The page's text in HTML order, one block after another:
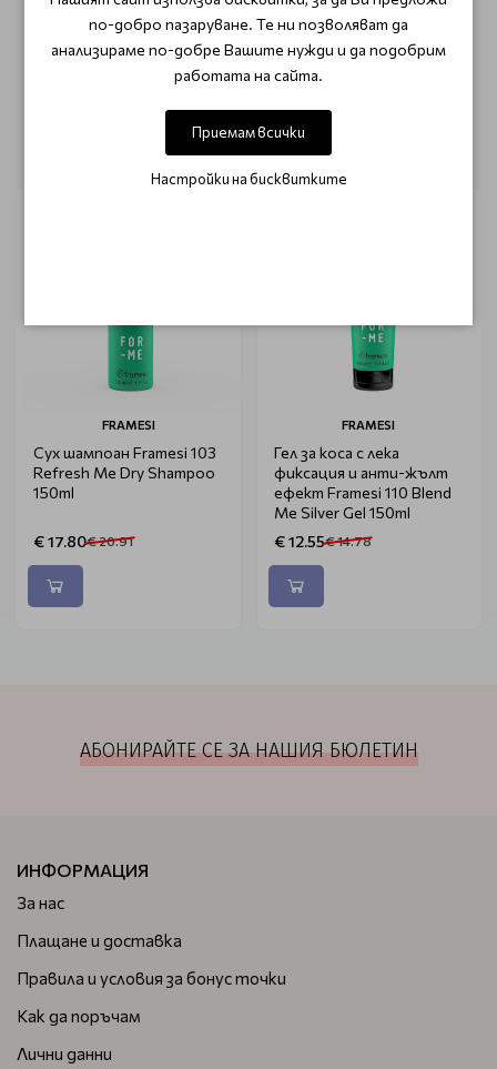
Този продукт няма отзиви.
НАПИШЕТЕ ОТЗИВ
ОЩЕ ОТ КАТЕГОРИЯТА
FRAMESI
Сух шампоан Framesi 103
Refresh Me Dry Shampoo
150ml
€ 17.80€ 20.91
FRAMESI
Гел за коса с лека
фиксация и анти-жълт
ефект Framesi 110 Blend
Me Silver Gel 150ml
€ 12.55€ 14.78
АБОНИРАЙТЕ СЕ ЗА НАШИЯ БЮЛЕТИН
ИНФОРМАЦИЯ
За нас
Плащане и доставка
Правила и условия за бонус точки
Как да поръчам
Лични данни
по-добро пазаруване. Те ни позволяват да
анализираме по-добре Вашите нужди и да подобрим
работата на сайта.
Приемам всички
Настройки на бисквитките